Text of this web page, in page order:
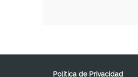
Política de Privacidad